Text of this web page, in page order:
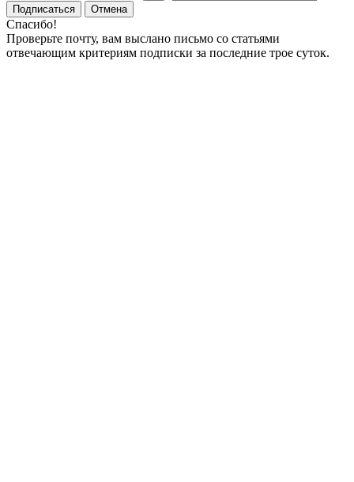
Подписаться
Отмена
Спасибо!
Проверьте почту, вам выслано письмо со статьями
отвечающим критериям подписки за последние трое суток.